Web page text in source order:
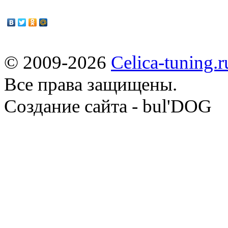
© 2009-2026 Celica-
Все права защищены.
Cоздание сайта - bul'DOG